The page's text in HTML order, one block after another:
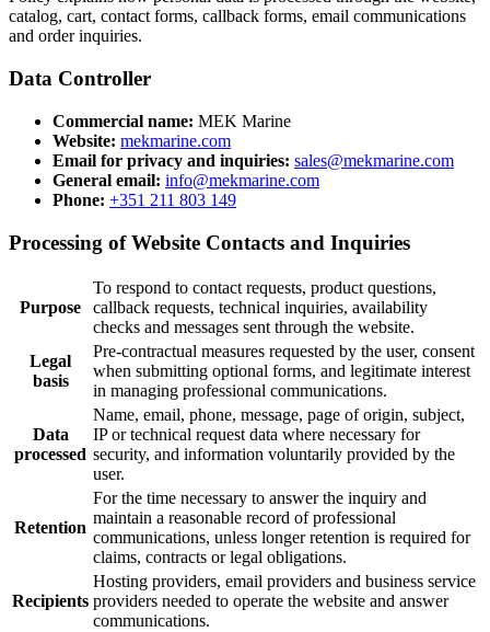
catalog, cart, contact forms, callback forms, email communications
and order inquiries.
Data Controller
Commercial name: MEK Marine
Website: mekmarine.com
Email for privacy and inquiries: sales@mekmarine.com
General email: info@mekmarine.com
Phone: +351 211 803 149
Processing of Website Contacts and Inquiries
Purpose
To respond to contact requests, product questions,
callback requests, technical inquiries, availability
checks and messages sent through the website.
Legal
basis
Pre-contractual measures requested by the user, consent
when submitting optional forms, and legitimate interest
in managing professional communications.
Data
processed
Name, email, phone, message, page of origin, subject,
IP or technical request data where necessary for
security, and information voluntarily provided by the
user.
Retention
For the time necessary to answer the inquiry and
maintain a reasonable record of professional
communications, unless longer retention is required for
claims, contracts or legal obligations.
Recipients
Hosting providers, email providers and business service
providers needed to operate the website and answer
communications.